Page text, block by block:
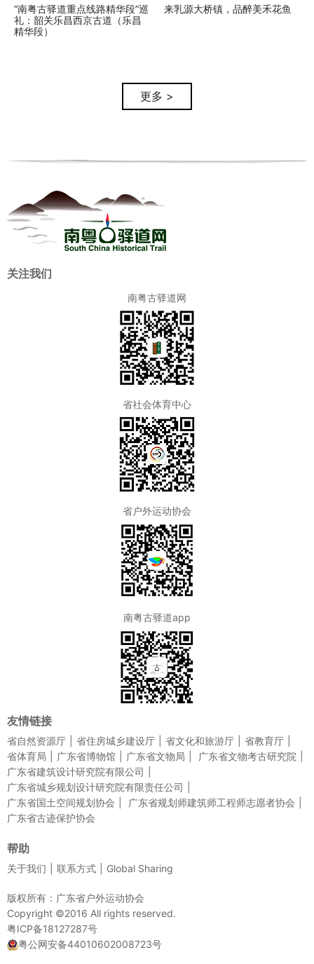
“南粤古驿道重点线路精华段”巡
礼：韶关乐昌西京古道（乐昌
精华段）
来乳源大桥镇，品醉美禾花鱼
更多 >
关注我们
南粤古驿道网
省社会体育中心
省户外运动协会
南粤古驿道app
友情链接
省自然资源厅 省住房城乡建设厅 省文化和旅游厅
省教育厅
省体育局
广东省博物馆 广东省文物局
广东省文物考古研究院
广东省建筑设计研究院有限公司
广东省城乡规划设计研究院有限责任公司
广东省国土空间规划协会
广东省规划师建筑师工程师志愿者协会
广东省古迹保护协会
帮助
关于我们 联系方式 Global Sharing
版权所有：广东省户外运动协会
Copyright ©2016 All rights reserved.
粤ICP备18127287号
粤公网安备44010602008723号